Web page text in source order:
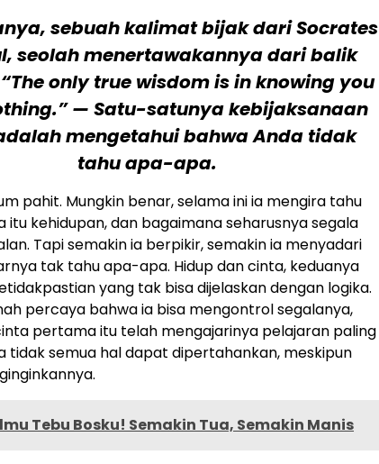
sebuah kalimat bijak dari Socrates
seolah menertawakannya dari balik
only true wisdom is in knowing you
— Satu-satunya kebijaksanaan
mengetahui bahwa Anda tidak
tahu apa-apa.
pahit. Mungkin benar, selama ini ia mengira tahu
itu kehidupan, dan bagaimana seharusnya segala
Tapi semakin ia berpikir, semakin ia menyadari
tak tahu apa-apa. Hidup dan cinta, keduanya
yang tak bisa dijelaskan dengan logika.
percaya bahwa ia bisa mengontrol segalanya,
pertama itu telah mengajarinya pelajaran paling
tidak semua hal dapat dipertahankan, meskipun
Tebu Bosku! Semakin Tua, Semakin Manis